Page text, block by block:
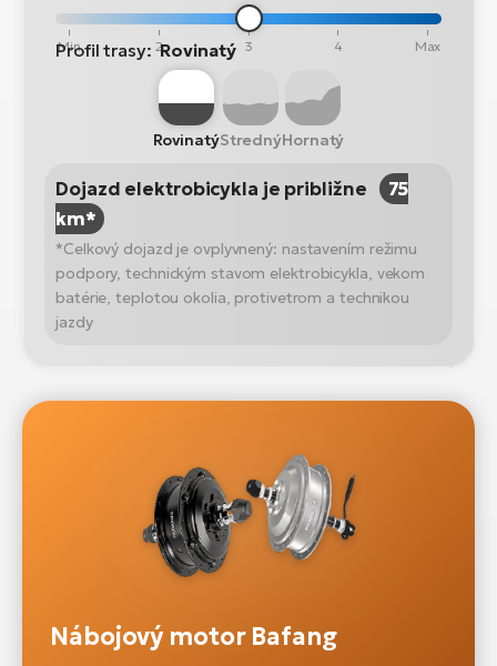
Min 2 3 4 Max
Profil trasy: Rovinatý
RovinatýStrednýHornatý
Dojazd elektrobicykla je približne
75
km*
*Celkový dojazd je ovplyvnený: nastavením režimu
podpory, technickým stavom elektrobicykla, vekom
batérie, teplotou okolia, protivetrom a technikou
jazdy
Nábojový motor Bafang